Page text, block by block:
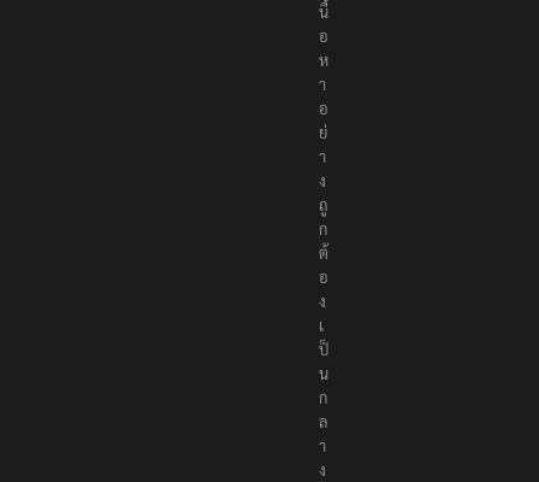
นื้
อ
ห
า
อ
ย่
า
ง
ถู
ก
ต้
อ
ง
เ
ป็
น
ก
ล
า
ง